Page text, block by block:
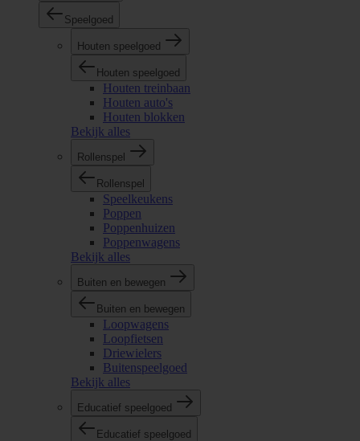
Speelgoed
Houten speelgoed
Houten speelgoed
Houten treinbaan
Houten auto's
Houten blokken
Bekijk alles
Rollenspel
Rollenspel
Speelkeukens
Poppen
Poppenhuizen
Poppenwagens
Bekijk alles
Buiten en bewegen
Buiten en bewegen
Loopwagens
Loopfietsen
Driewielers
Buitenspeelgoed
Bekijk alles
Educatief speelgoed
Educatief speelgoed